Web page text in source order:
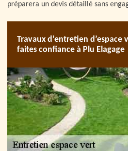
préparera un devis détaillé sans
Travaux d’entretien d’espace
faites confiance à Plu Elagage